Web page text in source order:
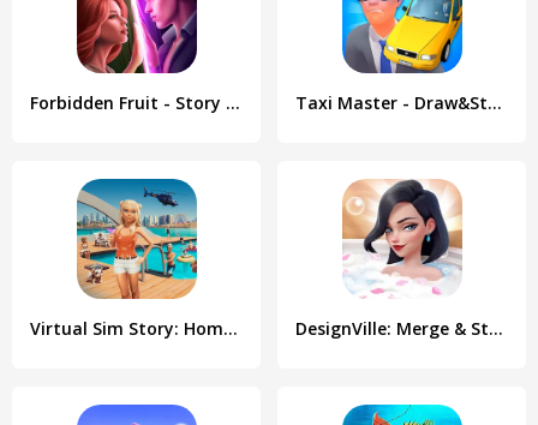
Forbidden Fruit - Story Games Taxi Master - Draw&Story game
Virtual Sim Story: Home & Life DesignVille: Merge & Story